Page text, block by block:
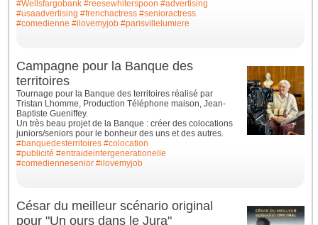
#Wellsfargobank #reesewhiterspoon #advertising
#usaadvertising #frenchactress #senioractress
#comedienne #ilovemyjob #parisvillelumiere
Campagne pour la Banque des
territoires
Tournage pour la Banque des territoires réalisé par
Tristan Lhomme, Production Téléphone maison, Jean-
Baptiste Gueniffey.
Un très beau projet de la Banque : créer des colocations
juniors/seniors pour le bonheur des uns et des autres.
#banquedesterritoires #colocation
#publicité #entraideintergenerationelle
#comediennesenior #ilovemyjob
César du meilleur scénario original
pour "Un ours dans le Jura"